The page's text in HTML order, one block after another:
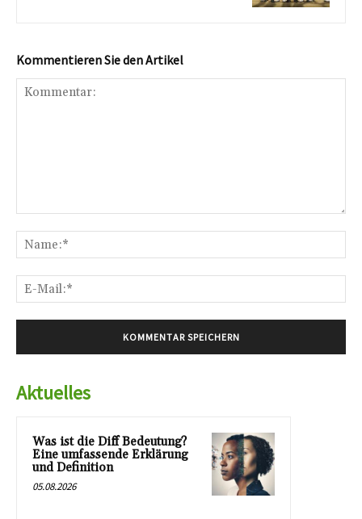
Kommentieren Sie den Artikel
Aktuelles
Was ist die Diff Bedeutung?
Eine umfassende Erklärung
und Definition
05.08.2026